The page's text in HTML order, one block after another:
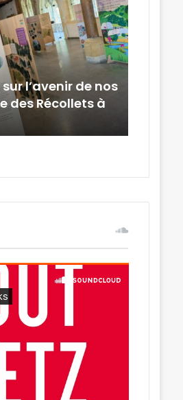
ouvert
30 juillet 2026
Metz : une boutique
ouvert au centre-ville